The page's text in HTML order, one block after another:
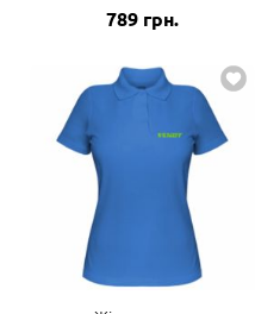
789 грн.